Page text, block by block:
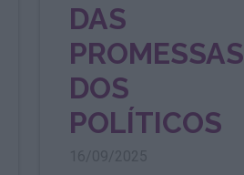
DAS
PROMESSAS
DOS
POLÍTICOS